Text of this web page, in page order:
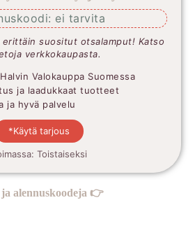
ei tarvita
erittäin suositut otsalamput! Katso
verkkokaupasta.
Valokauppa Suomessa
ja laadukkaat tuotteet
ja hyvä palvelu
*Käytä tarjous
Toistaiseksi
alennuskoodeja 👉